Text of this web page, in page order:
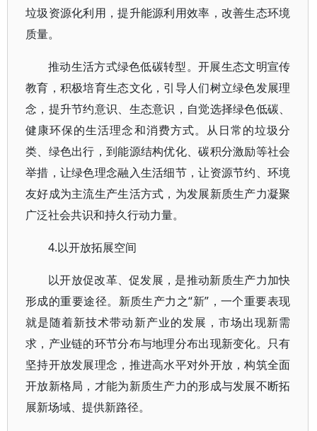
垃圾资源化利用，提升能源利用效率，改善生态环境
质量。
推动生活方式绿色低碳转型。开展生态文明宣传
教育，积极培育生态文化，引导人们树立绿色发展理
念，提升节约意识、生态意识，自觉选择绿色低碳、
健康环保的生活理念和消费方式。从日常的垃圾分
类、绿色出行，到能源结构优化、碳积分激励等社会
举措，让绿色理念融入生活细节，让资源节约、环境
友好成为主流生产生活方式，为发展新质生产力凝聚
广泛社会共识和持久行动力量。
4.以开放拓展空间
以开放促改革、促发展，是推动新质生产力加快
形成的重要途径。新质生产力之“新”，一个重要表现
就是随着新技术带动新产业的发展，市场出现新需
求，产业链的环节分布与地理分布出现新变化。只有
坚持开放发展理念，推进高水平对外开放，构筑全面
开放新格局，才能为新质生产力的形成与发展不断拓
展新场域、提供新路径。